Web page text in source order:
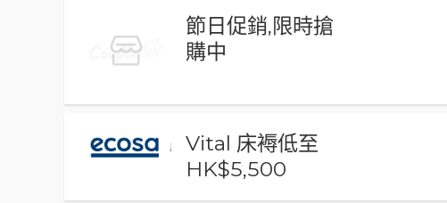
節日促銷,限時搶
購中
Vital 床褥低至
HK$5,500